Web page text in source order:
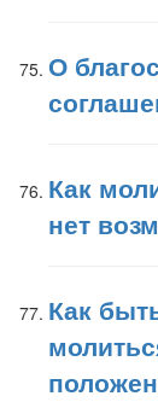
О
Как
нет
Как